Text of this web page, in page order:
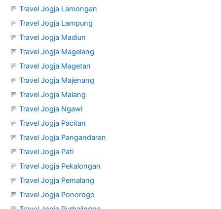
🚥 Travel Jogja Lamongan
🚥 Travel Jogja Lampung
🚥 Travel Jogja Madiun
🚥 Travel Jogja Magelang
🚥 Travel Jogja Magetan
🚥 Travel Jogja Majenang
🚥 Travel Jogja Malang
🚥 Travel Jogja Ngawi
🚥 Travel Jogja Pacitan
🚥 Travel Jogja Pangandaran
🚥 Travel Jogja Pati
🚥 Travel Jogja Pekalongan
🚥 Travel Jogja Pemalang
🚥 Travel Jogja Ponorogo